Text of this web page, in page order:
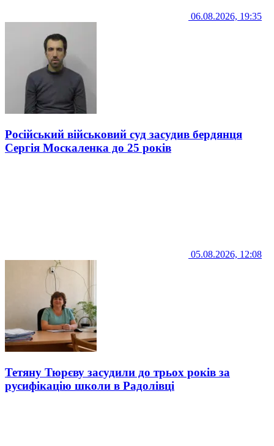
06.08.2026, 19:35
Російський військовий суд засудив бердянця
Сергія Москаленка до 25 років
05.08.2026, 12:08
Тетяну Тюрєву засудили до трьох років за
русифікацію школи в Радолівці